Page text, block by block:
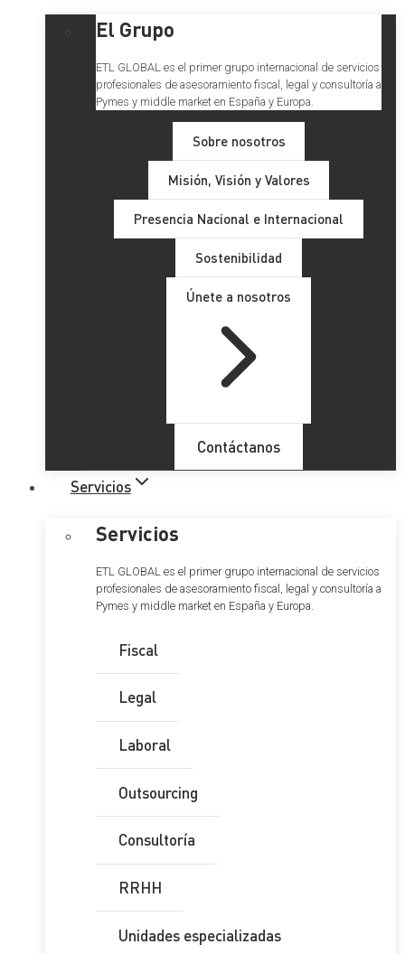
El Grupo
ETL GLOBAL es el primer grupo internacional de servicios
profesionales de asesoramiento fiscal, legal y consultoría a
Pymes y middle market en España y Europa.
Sobre nosotros
Misión, Visión y Valores
Presencia Nacional e Internacional
Sostenibilidad
Únete a nosotros
Contáctanos
Servicios
Servicios
ETL GLOBAL es el primer grupo internacional de servicios
profesionales de asesoramiento fiscal, legal y consultoría a
Pymes y middle market en España y Europa.
Fiscal
Legal
Laboral
Outsourcing
Consultoría
RRHH
Unidades especializadas